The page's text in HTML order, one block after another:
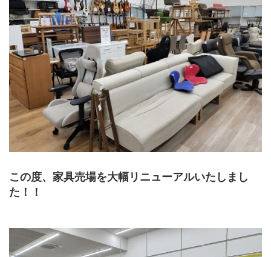
この度、家具売場を大幅リニューアルいたしまし
た！！